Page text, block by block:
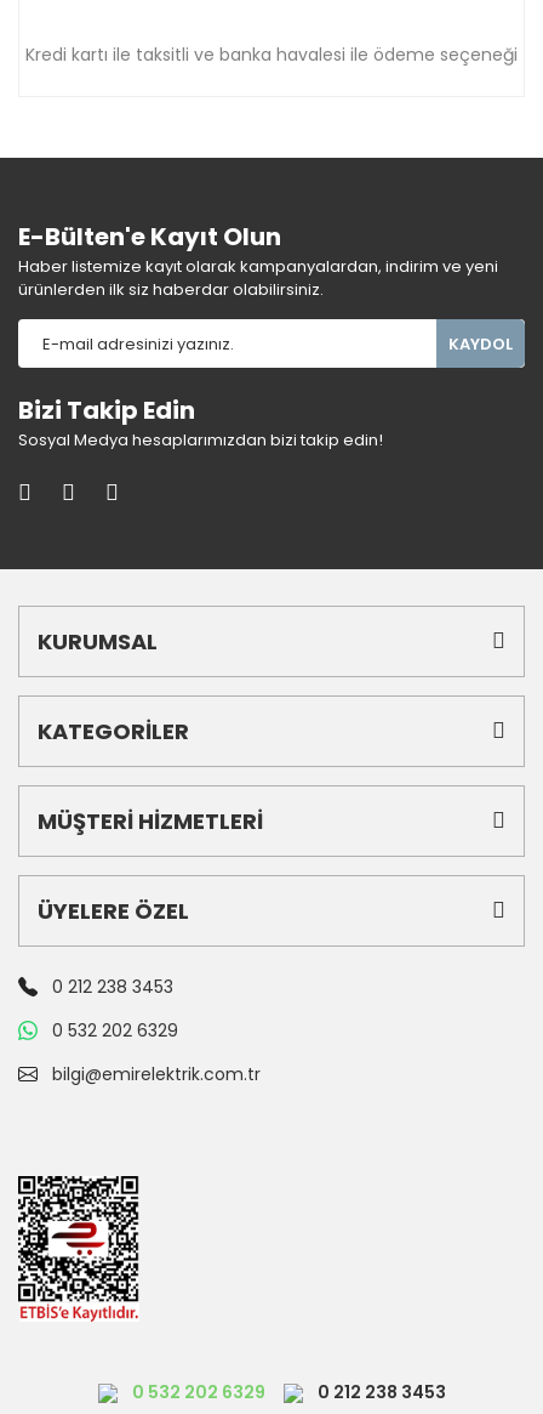
Kredi kartı ile taksitli ve banka havalesi ile ödeme seçeneği
E-Bülten'e Kayıt Olun
Haber listemize kayıt olarak kampanyalardan, indirim ve yeni
ürünlerden ilk siz haberdar olabilirsiniz.
KAYDOL
Bizi Takip Edin
Sosyal Medya hesaplarımızdan bizi takip edin!
KURUMSAL
KATEGORİLER
MÜŞTERİ HİZMETLERİ
ÜYELERE ÖZEL
0 212 238 3453
0 532 202 6329
bilgi@emirelektrik.com.tr
0 532 202 6329 0 212 238 3453